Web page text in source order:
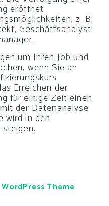
eröffnet
z. B.
Geschäftsanalyst
um Ihren Job und
wenn Sie an
Erreichen der
für einige Zeit einen
der Datenanalyse
wird in den
Theme